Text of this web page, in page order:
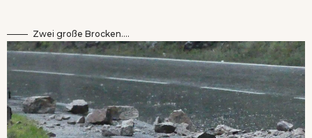
Zwei große Brocken….